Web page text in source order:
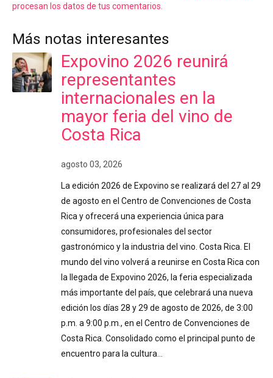
procesan los datos de tus comentarios.
Más notas interesantes
Expovino 2026 reunirá
representantes
internacionales en la
mayor feria del vino de
Costa Rica
agosto 03, 2026
La edición 2026 de Expovino se realizará del 27 al 29
de agosto en el Centro de Convenciones de Costa
Rica y ofrecerá una experiencia única para
consumidores, profesionales del sector
gastronómico y la industria del vino. Costa Rica. El
mundo del vino volverá a reunirse en Costa Rica con
la llegada de Expovino 2026, la feria especializada
más importante del país, que celebrará una nueva
edición los días 28 y 29 de agosto de 2026, de 3:00
p.m. a 9:00 p.m., en el Centro de Convenciones de
Costa Rica. Consolidado como el principal punto de
encuentro para la cultura…